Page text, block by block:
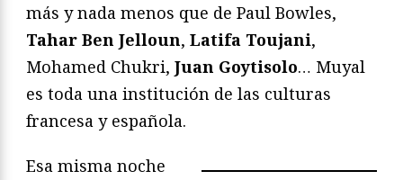
más y nada menos que de Paul Bowles,
Tahar Ben Jelloun, Latifa Toujani,
Mohamed Chukri, Juan Goytisolo… Muyal
es toda una institución de las culturas
francesa y española.
Esa misma noche